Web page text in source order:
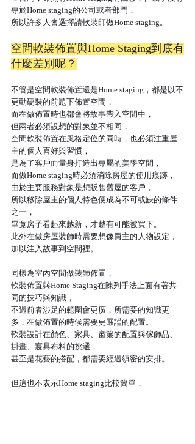
專於Home staging的公司或者部門，
所以許多人會選擇請軟裝師做Home staging。
空間軟裝佈置與Home Staging到底有
什麼差別呢？
不管是空間軟裝佈置還是Home staging，都是以不
更動硬裝的前題下佈置空間，
而在做佈置時也都會將故事帶入空間中，
但兩者必須設想的對象並不相同，
空間軟裝佈置在風格定位的同時，也必須注重屋
主的個人喜好與習慣，
是為了客戶而量身打造出專屬的美學空間，
而做Home staging時必須消除房屋的使用痕跡，
由於主要服務對象是想販售舊屋的客戶，
所以移除屋主的個人特色便成為不可或缺的條件
之一，
畢竟房子看起來越新，才越有可能被買下。
此外在做房屋裝飾時需要想像買主的人物設定，
加以注入故事到空間裡。
同樣為室內空間做裝飾佈置，
軟裝佈置與Home Staging在陳列手法上面有著共
同的技巧與知識，
不過前者涉足的範圍會更廣，所需要的知識更
多，在做佈置的時候需要更嚴謹的配置。
軟裝設計在顏色、家具、窗簾的配置與傢飾品、
掛畫、寢具布料的挑選，
甚至是花藝的搭配，都需要經過縝密的安排。
但這也不表示Home staging比較簡單，